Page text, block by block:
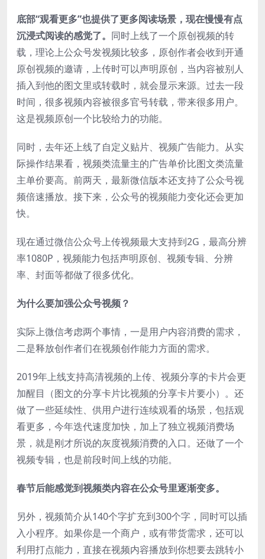
底部“观看更多”也提供了更多阅读场景，现在慢慢有点
沉浸式阅读的感觉了。 同时上线了一个原创视频的转
载，理论上公众号发视频比较多，原创作者会收到开通
原创视频的邀请，上传时可以声明原创，当内容被别人
插入到他的图文里或转载时，就会显示来源。过去一段
时间，很多视频内容被很多官号转载，带来很多用户。
这是视频原创一个比较给力的功能。
同时，去年还上线了自定义贴片、视频广告能力。从实
际操作结果看，视频类流量主的广告单价比图文类流量
主单价要高。前两天，最新微信版本还支持了公众号视
频倍速播放。接下来，公众号的视频能力变化还会更加
快。
现在通过微信公众号上传视频最大支持到2G，最高分辨
率1080P，视频能力包括声明原创、视频专辑、分辨
率、封面等都做了很多优化。
为什么要加强公众号视频？
实际上微信考虑两个事情，一是用户内容消费的需求，
二是释放创作者们在视频创作能力方面的需求。
2019年上线支持高清视频的上传、视频分享的卡片会更
加醒目（图文的分享卡片比视频的分享卡片要小）。还
做了一些延续性、供用户进行连续观看的场景，包括观
看更多，今年迭代速度加快，加上了独立视频消费场
景，就是刚才所说的灰度视频消费的入口。还做了一个
视频专辑，也是前段时间上线的功能。
春节后能感觉到视频类内容在公众号里逐渐变多。
另外，视频简介从140个字扩充到300个字，同时可以插
入小程序。如果你是一个商户，或有带货需求，还可以
利用打点能力，直接在视频内容播放到你想要去跳转小